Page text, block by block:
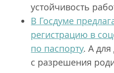
устойчивость
В Госдуме
регистрацию в
по паспорту. А для
с разрешения